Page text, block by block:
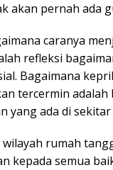
akan pernah ada
caranya
refleksi
Bagaimana
tercermin adalah
yang ada di sekitar
wilayah rumah
kepada semua